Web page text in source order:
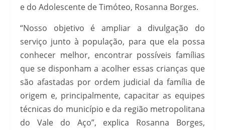
e do Adolescente de Timóteo, Rosanna Borges.
“Nosso objetivo é ampliar a divulgação do
serviço junto à população, para que ela possa
conhecer melhor, encontrar possíveis famílias
que se disponham a acolher essas crianças que
são afastadas por ordem judicial da família de
origem e, principalmente, capacitar as equipes
técnicas do município e da região metropolitana
do Vale do Aço”, explica Rosanna Borges,